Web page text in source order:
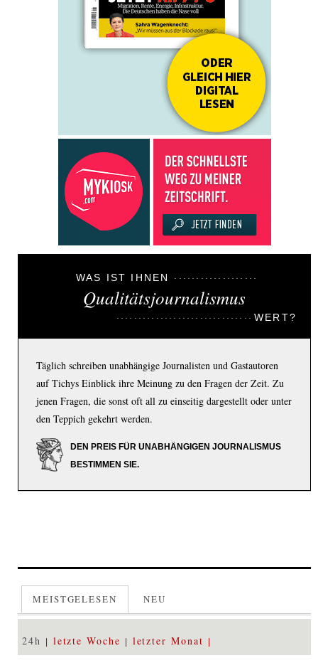
WAS IST IHNEN
Qualitätsjournalismus
WERT?
Täglich schreiben unabhängige Journalisten und Gastautoren
auf Tichys Einblick ihre Meinung zu den Fragen der Zeit. Zu
jenen Fragen, die sonst oft all zu einseitig dargestellt oder unter
den Teppich gekehrt werden.
DEN PREIS FÜR UNABHÄNGIGEN JOURNALISMUS
BESTIMMEN SIE.
MEISTGELESEN NEU
24h letzte Woche letzter Monat